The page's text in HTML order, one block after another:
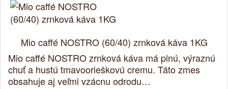
Mio caffé NOSTRO (60/40) zrnková káva 1KG
Mio caffé NOSTRO zrnková káva má plnú, výraznú
chuť a hustú tmavoorieškovú cremu. Táto zmes
obsahuje aj veľmi vzácnu odrodu…